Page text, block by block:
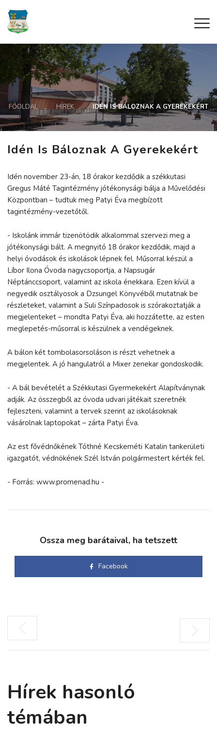
FŐOLDAL HÍREK IDÉN IS BÁLOZNAK A GYEREKEKÉRT
Idén Is Báloznak A Gyerekekért
Idén november 23-án, 18 órakor kezdődik a székkutasi
Gregus Máté Tagintézmény jótékonysági bálja a Művelődési
Központban – tudtuk meg Patyi Éva megbízott
tagintézmény-vezetőtől.
- Iskolánk immár tizenötödik alkalommal szervezi meg a
jótékonysági bált. A megnyitó 18 órakor kezdődik, majd a
helyi óvodások és iskolások lépnek fel. Műsorral készül a
Líbor Ilona Óvoda nagycsoportja, a Napsugár
Néptánccsoport, valamint az iskola énekkara. Ezen kívül a
negyedik osztályosok a Dzsungel Könyvéből mutatnak be
részleteket, valamint a Suli Színpadosok is szórakoztatják a
megjelenteket – mondta Patyi Éva, aki hozzátette, az esten
meglepetés-műsorral is készülnek a vendégeknek.
A bálon két tombolasorsoláson is részt vehetnek a
megjelentek. A jó hangulatról a Mixer zenekar gondoskodik.
- A bál bevételét a Székkutasi Gyermekekért Alapítványnak
adják. Az összegből az óvoda udvari játékait szeretnék
fejleszteni, valamint a tervek szerint az iskolásoknak
vásárolnak laptopokat – zárta Patyi Éva.
Az est fővédnőkének Tóthné Kecskeméti Katalin tankerületi
igazgatót, védnökének Szél István polgármestert kérték fel.
- Forrás: www.promenad.hu -
Ossza meg barátaival, ha tetszett
Facebook
Hírek hasonló
témában